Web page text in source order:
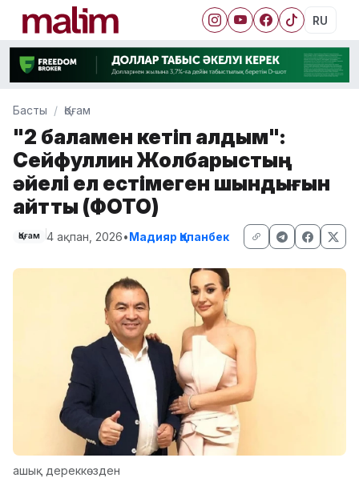
RU
Басты Қоғам
"2 баламен кетіп қалдым":
Сейфуллин Жолбарыстың
әйелі ел естімеген шындығын
айтты (ФОТО)
Қоғам 4 ақпан, 2026•Мадияр Қапанбек
ашық дереккөзден